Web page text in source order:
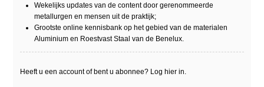
Wekelijks updates van de content door gerenommeerde
metallurgen en mensen uit de praktijk;
Grootste online kennisbank op het gebied van de materialen
Aluminium en Roestvast Staal van de Benelux.
Heeft u een account of bent u abonnee? Log hier in.